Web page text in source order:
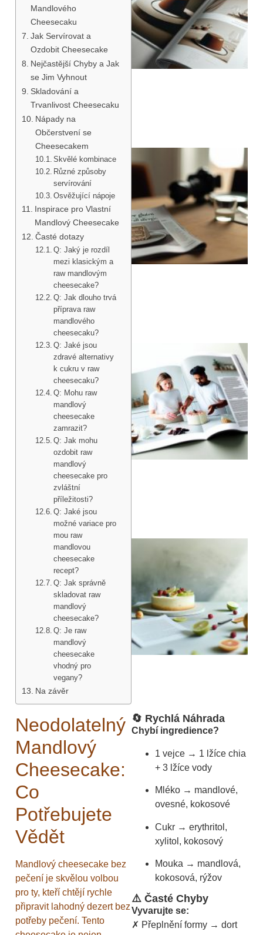
Mandlového
Cheesecaku
Jak Servírovat a
Ozdobit Cheesecake
Nejčastější Chyby a Jak
se Jim Vyhnout
Skladování a
Trvanlivost Cheesecaku
Nápady na
Občerstvení se
Cheesecakem
Skvělé kombinace
Různé způsoby
servírování
Osvěžující nápoje
Inspirace pro Vlastní
Mandlový Cheesecake
Časté dotazy
Q: Jaký je rozdíl
mezi klasickým a
raw mandlovým
cheesecake?
Q: Jak dlouho trvá
příprava raw
mandlového
cheesecaku?
Q: Jaké jsou
zdravé alternativy
k cukru v raw
cheesecaku?
Q: Mohu raw
mandlový
cheesecake
zamrazit?
Q: Jak mohu
ozdobit raw
mandlový
cheesecake pro
zvláštní
příležitosti?
Q: Jaké jsou
možné variace pro
mou raw
mandlovou
cheesecake
recept?
Q: Jak správně
skladovat raw
mandlový
cheesecake?
Q: Je raw
mandlový
cheesecake
vhodný pro
vegany?
Na závěr
Neodolatelný
Mandlový
Cheesecake:
Co
Potřebujete
Vědět
Mandlový cheesecake bez
pečení je skvělou volbou
pro ty, kteří chtějí rychle
připravit lahodný dezert bez
potřeby pečení. Tento
🔄 Rychlá Náhrada
Chybí ingredience?
1 vejce → 1 lžíce chia
+ 3 lžíce vody
Mléko → mandlové,
ovesné, kokosové
Cukr → erythritol,
xylitol, kokosový
Mouka → mandlová,
kokosová, rýžov
⚠️ Časté Chyby
Vyvarujte se:
✗ Přeplnění formy → dort